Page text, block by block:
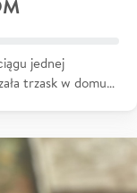
jednej
trzask w domu…